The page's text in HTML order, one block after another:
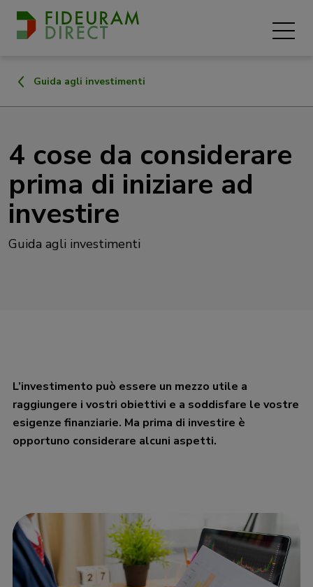
Guida agli investimenti
4 cose da considerare
prima di iniziare ad
investire
Guida agli investimenti
L’investimento può essere un mezzo utile a
raggiungere i vostri obiettivi e a soddisfare le vostre
esigenze finanziarie. Ma prima di investire è
opportuno considerare alcuni aspetti.